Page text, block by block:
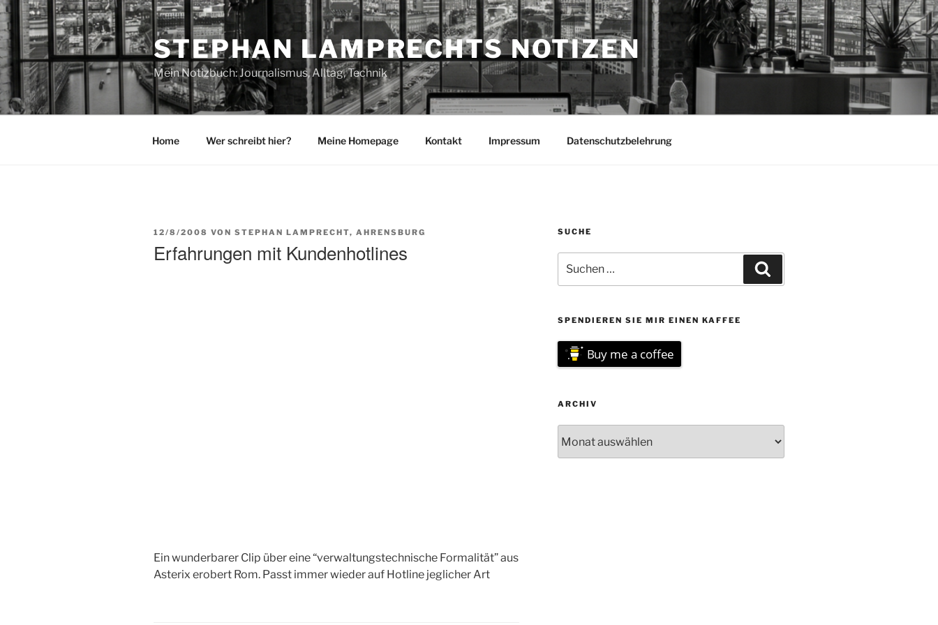
Zum
Inhalt
springen
STEPHAN LAMPRECHTS NOTIZEN
Mein Notizbuch: Journalismus, Alltag, Technik
Home Wer schreibt hier? Meine Homepage Kontakt Impressum Datenschutzbelehrung
VERÖFFENTLICHT
12/8/2008 VON STEPHAN LAMPRECHT, AHRENSBURG
Erfahrungen mit Kundenhotlines
Ein wunderbarer Clip über eine “verwaltungstechnische Formalität” aus
Asterix erobert Rom. Passt immer wieder auf Hotline jeglicher Art
SUCHE
nach:
SPENDIEREN SIE MIR EINEN KAFFEE
Buy me a coffee
ARCHIV